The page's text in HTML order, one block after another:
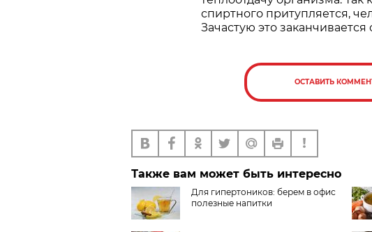
спиртного притупляется,
Зачастую это
ОСТАВИТЬ
Также вам может быть интересно
Для гипертоников: берем в офис
полезные напитки